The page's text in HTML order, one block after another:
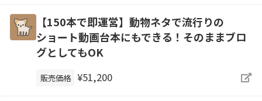
【150本で即運営】動物ネタで流行りの
ショート動画台本にもできる！そのままブロ
グとしてもOK
販売価格 ¥51,200